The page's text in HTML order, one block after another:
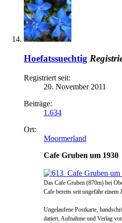
Hoefatssuechtig
Registriert seit:
20. November 2011
Beiträge:
1.634
Ort:
Moormerland
Cafe Gruben um 1930
Das Cafe Gruben (870m) bei
Cafe bereits seit ungefähr einem
Ungelaufene Postkarte,
datiert, Aufnahme und Verlag